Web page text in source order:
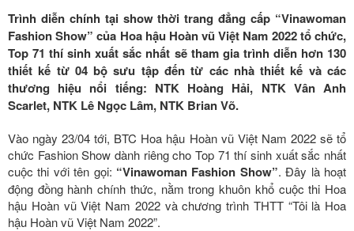
Trình diễn chính tại show thời trang đẳng cấp “Vinawoman
Fashion Show” của Hoa hậu Hoàn vũ Việt Nam 2022 tổ chức,
Top 71 thí sinh xuất sắc nhất sẽ tham gia trình diễn hơn 130
thiết kế từ 04 bộ sưu tập đến từ các nhà thiết kế và các
thương hiệu nổi tiếng: NTK Hoàng Hải, NTK Vân Anh
Scarlet, NTK Lê Ngọc Lâm, NTK Brian Võ.
Vào ngày 23/04 tới, BTC Hoa hậu Hoàn vũ Việt Nam 2022 sẽ tổ
chức Fashion Show dành riêng cho Top 71 thí sinh xuất sắc nhất
cuộc thi với tên gọi: “Vinawoman Fashion Show”. Đây là hoạt
động đồng hành chính thức, nằm trong khuôn khổ cuộc thi Hoa
hậu Hoàn vũ Việt Nam 2022 và chương trình THTT “Tôi là Hoa
hậu Hoàn vũ Việt Nam 2022”.